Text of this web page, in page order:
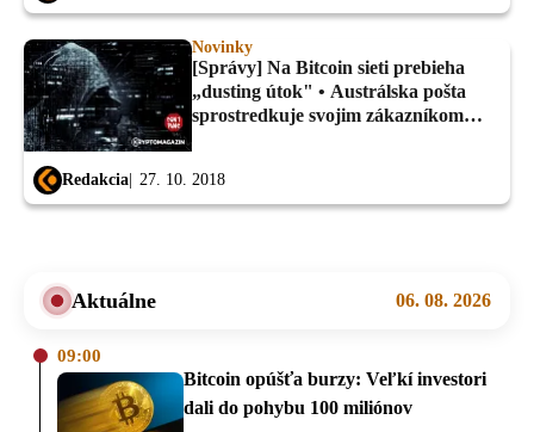
Novinky
[Správy] Na Bitcoin sieti prebieha
„dusting útok" • Austrálska pošta
sprostredkuje svojim zákazníkom
Redakcia 27. 10. 2018
Aktuálne 06. 08. 2026
09:00
Bitcoin opúšťa burzy: Veľkí investori
dali do pohybu 100 miliónov